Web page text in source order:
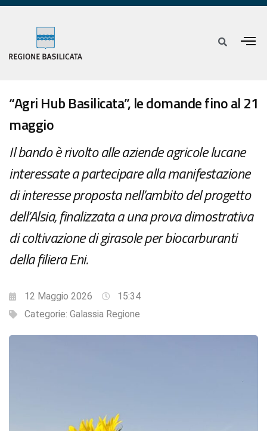
“Agri Hub Basilicata”, le domande fino al 21
maggio
Il bando è rivolto alle aziende agricole lucane
interessate a partecipare alla manifestazione
di interesse proposta nell’ambito del progetto
dell’Alsia, finalizzata a una prova dimostrativa
di coltivazione di girasole per biocarburanti
della filiera Eni.
12 Maggio 2026
15:34
Categorie: Galassia Regione